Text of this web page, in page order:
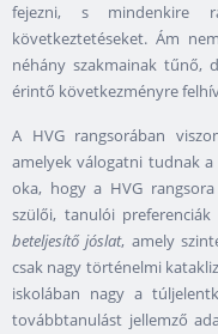
fejezni, s mindenkire
következtetéseket. Ám
néhány szakmainak tűnő,
érintő következményre
A HVG rangsorában
amelyek válogatni tudnak
oka, hogy a HVG
szülői, tanulói
beteljesítő jóslat, amely
csak nagy történelmi
iskolában nagy a
továbbtanulást jellemző